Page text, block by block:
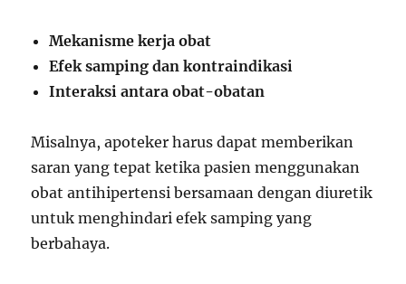
Mekanisme kerja obat
Efek samping dan kontraindikasi
Interaksi antara obat-obatan
Misalnya, apoteker harus dapat memberikan
saran yang tepat ketika pasien menggunakan
obat antihipertensi bersamaan dengan diuretik
untuk menghindari efek samping yang
berbahaya.